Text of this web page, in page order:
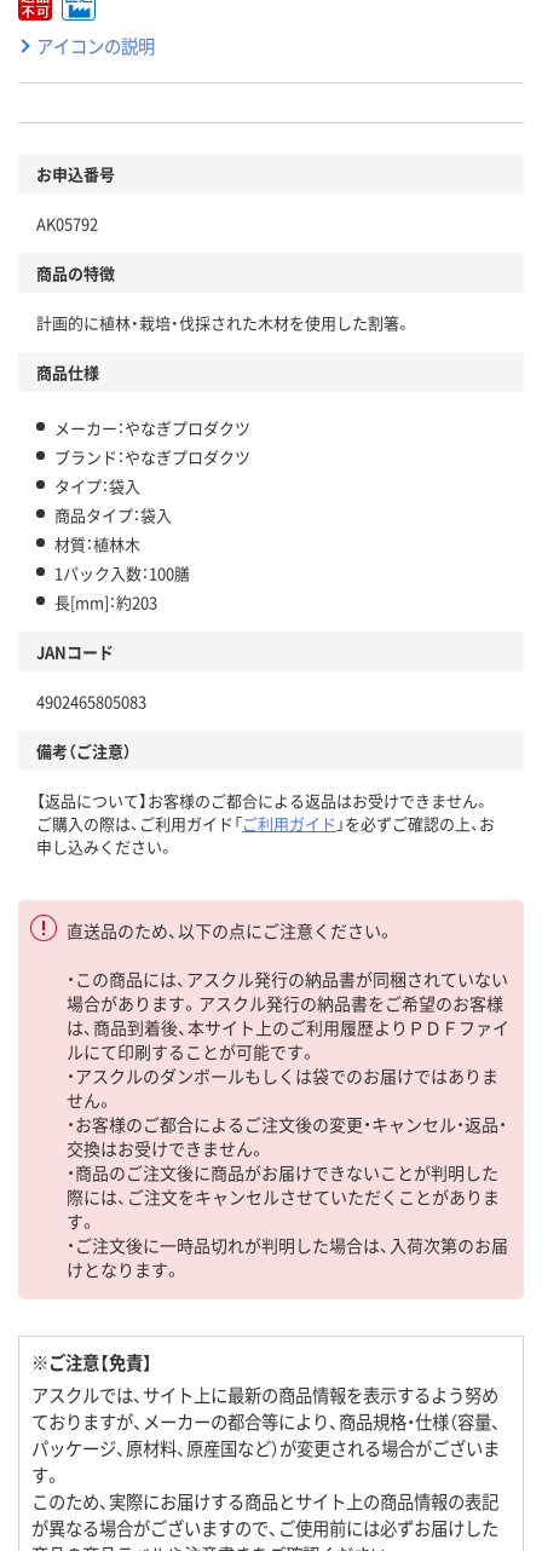
アイコンの説明
お申込番号
AK05792
商品の特徴
計画的に植林・栽培・伐採された木材を使用した割箸。
商品仕様
メーカー：やなぎプロダクツ
ブランド：やなぎプロダクツ
タイプ：袋入
商品タイプ：袋入
材質：植林木
1パック入数：100膳
長[mm]：約203
JANコード
4902465805083
備考（ご注意）
【返品について】お客様のご都合による返品はお受けできません。
ご購入の際は、ご利用ガイド「ご利用ガイド 」を必ずご確認の上、お
申し込みください。
直送品のため、以下の点にご注意ください。
・この商品には、アスクル発行の納品書が同梱されていない
場合があります。アスクル発行の納品書をご希望のお客様
は、商品到着後、本サイト上のご利用履歴よりＰＤＦファイ
ルにて印刷することが可能です。
・アスクルのダンボールもしくは袋でのお届けではありま
せん。
・お客様のご都合によるご注文後の変更・キャンセル・返品・
交換はお受けできません。
・商品のご注文後に商品がお届けできないことが判明した
際には、ご注文をキャンセルさせていただくことがありま
す。
・ご注文後に一時品切れが判明した場合は、入荷次第のお届
けとなります。
※ご注意【免責】
アスクルでは、サイト上に最新の商品情報を表示するよう努め
ておりますが、メーカーの都合等により、商品規格・仕様（容量、
パッケージ、原材料、原産国など）が変更される場合がございま
す。
このため、実際にお届けする商品とサイト上の商品情報の表記
が異なる場合がございますので、ご使用前には必ずお届けした